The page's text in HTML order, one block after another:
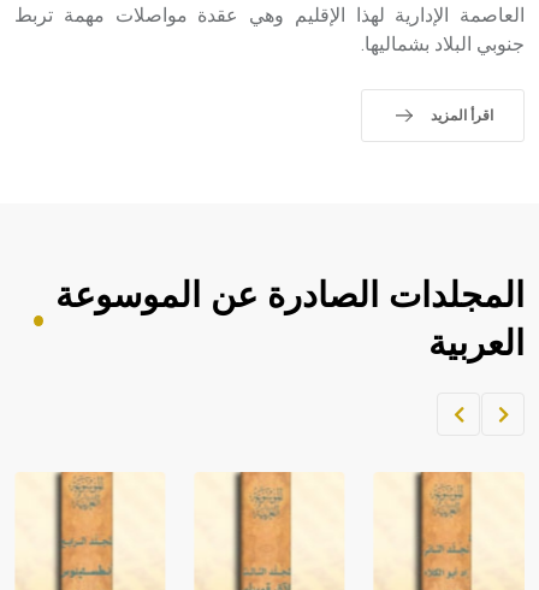
العاصمة الإدارية لهذا الإقليم وهي عقدة مواصلات مهمة تربط
جنوبي البلاد بشماليها.
اقرأ المزيد
المجلدات الصادرة عن الموسوعة
العربية